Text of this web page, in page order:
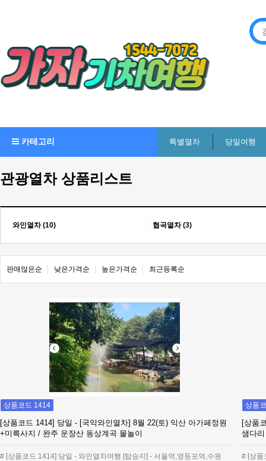
카테고리 특별열차 당일여행
관광열차 상품리스트
와인열차 (10) 협곡열차 (3)
판매많은순 낮은가격순 높은가격순 최근등록순
상품코드 1414
[상품코드 1414] 당일 - [국악와인열차] 8월 22(토) 익산 아가페정원
+미륵사지 / 완주 운장산 동상계곡 물놀이
# [상품코드 1414] 당일 - 와인열차여행 [탑승지] - 서울역,영등포역,수원
상품
[상품
샘다
# [상품